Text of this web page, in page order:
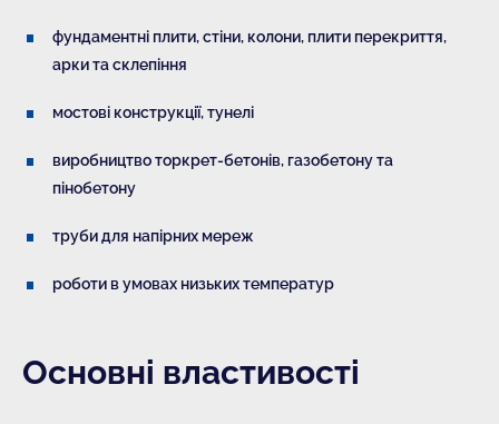
фундаментні плити, стіни, колони, плити перекриття,
арки та склепіння
мостові конструкції, тунелі
виробництво торкрет-бетонів, газобетону та
пінобетону
труби для напірних мереж
роботи в умовах низьких температур
Основні властивості